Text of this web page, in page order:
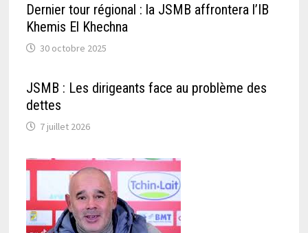
Dernier tour régional : la JSMB affrontera l’IB
Khemis El Khechna
30 octobre 2025
JSMB : Les dirigeants face au problème des
dettes
7 juillet 2026